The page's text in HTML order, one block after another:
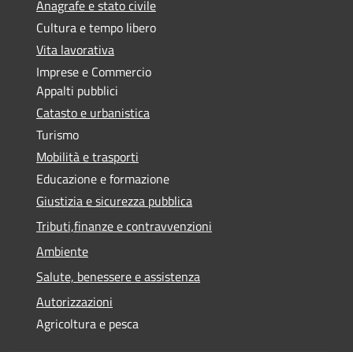
Anagrafe e stato civile
Cultura e tempo libero
Vita lavorativa
Imprese e Commercio
Appalti pubblici
Catasto e urbanistica
Turismo
Mobilità e trasporti
Educazione e formazione
Giustizia e sicurezza pubblica
Tributi,finanze e contravvenzioni
Ambiente
Salute, benessere e assistenza
Autorizzazioni
Agricoltura e pesca